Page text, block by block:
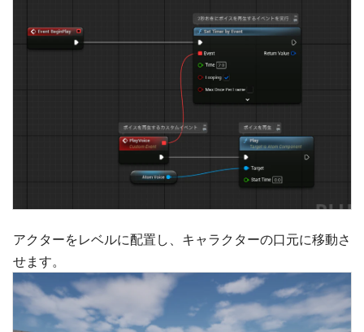
アクターをレベルに配置し、キャラクターの口元に移動さ
せます。